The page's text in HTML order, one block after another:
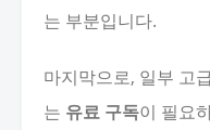
는 부분입니다.
마지막으로, 일부 고
는 유료 구독이 필요